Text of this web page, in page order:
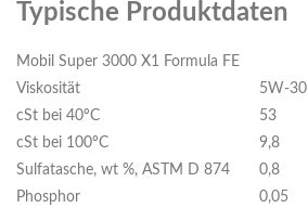
Typische Produktdaten
Mobil Super 3000 X1 Formula FE
Viskosität
5W-30
cSt bei 40ºC
53
cSt bei 100ºC
9,8
Sulfatasche, wt %, ASTM D 874
0,8
Phosphor
0,05